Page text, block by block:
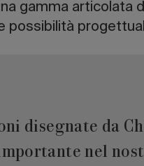
gamma articolata
possibilità
disegnate da
nel